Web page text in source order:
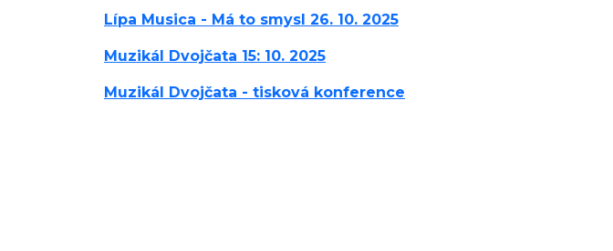
Lípa Musica - Má to smysl 26. 10. 2025
Muzikál Dvojčata 15: 10. 2025
Muzikál Dvojčata - tisková konference